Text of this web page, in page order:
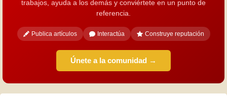
trabajos, ayuda a los demás y conviértete en un punto de
referencia.
Publica artículos Interactúa Construye reputación
Únete a la comunidad →